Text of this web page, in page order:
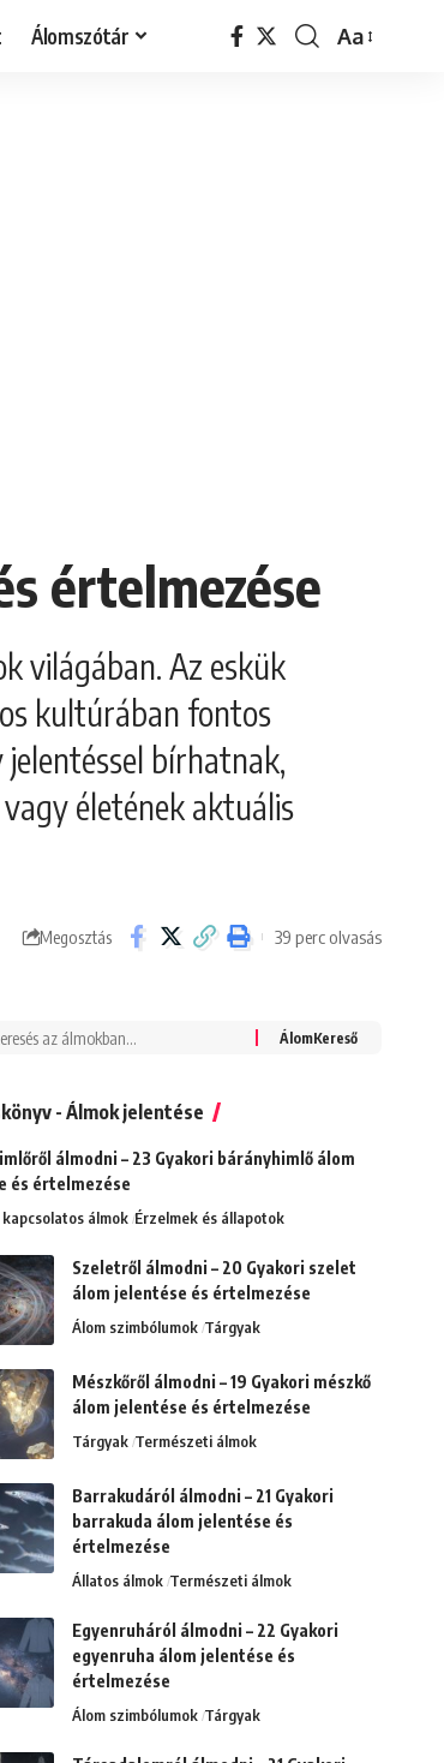
Álomszótár Aa
értelmezése
világában. Az eskük
kultúrában fontos
bírhatnak,
életének aktuális
Megosztás 39 perc olvasás
- Álmok jelentése
álmodni – 23 Gyakori bárányhimlő álom
és értelmezése
kapcsolatos álmok Érzelmek és állapotok
Szeletről álmodni – 20 Gyakori szelet
álom jelentése és értelmezése
Álom szimbólumok Tárgyak
Mészkőről álmodni – 19 Gyakori mészkő
álom jelentése és értelmezése
Tárgyak Természeti álmok
Barrakudáról álmodni – 21 Gyakori
barrakuda álom jelentése és
értelmezése
Állatos álmok Természeti álmok
Egyenruháról álmodni – 22 Gyakori
egyenruha álom jelentése és
értelmezése
Álom szimbólumok Tárgyak